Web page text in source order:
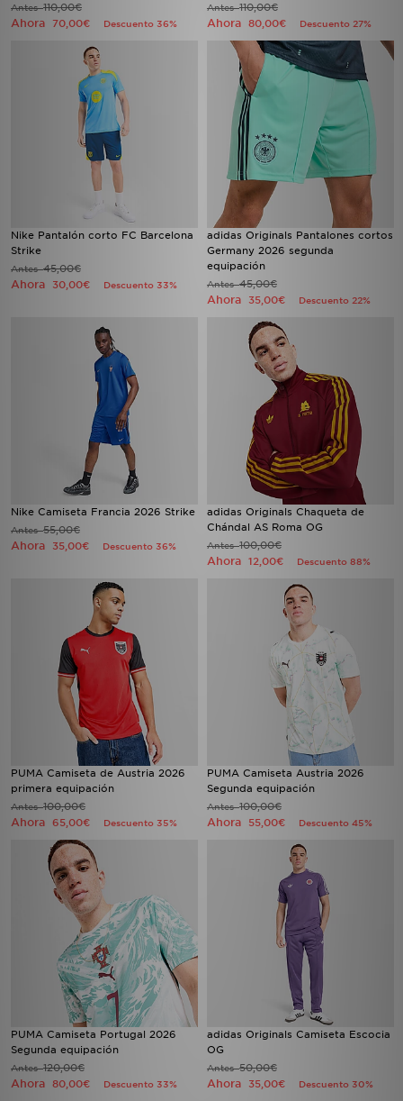
Antes110,00€
Ahora 70,00€ Descuento 36%
Antes110,00€
Ahora 80,00€ Descuento 27%
Nike Pantalón corto FC Barcelona
Strike
Antes45,00€
Ahora 30,00€ Descuento 33%
adidas Originals Pantalones cortos
Germany 2026 segunda
equipación
Antes45,00€
Ahora 35,00€ Descuento 22%
Nike Camiseta Francia 2026 Strike
Antes55,00€
Ahora 35,00€ Descuento 36%
adidas Originals Chaqueta de
Chándal AS Roma OG
Antes100,00€
Ahora 12,00€ Descuento 88%
PUMA Camiseta de Austria 2026
primera equipación
Antes100,00€
Ahora 65,00€ Descuento 35%
PUMA Camiseta Austria 2026
Segunda equipación
Antes100,00€
Ahora 55,00€ Descuento 45%
PUMA Camiseta Portugal 2026
Segunda equipación
Antes120,00€
Ahora 80,00€ Descuento 33%
adidas Originals Camiseta Escocia
OG
Antes50,00€
Ahora 35,00€ Descuento 30%